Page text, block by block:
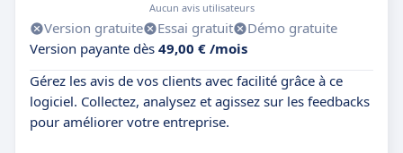
Aucun avis utilisateurs
Version gratuite Essai gratuit
Démo gratuite
Version payante dès 49,00 € /mois
Gérez les avis de vos clients avec facilité grâce à ce
logiciel. Collectez, analysez et agissez sur les feedbacks
pour améliorer votre entreprise.